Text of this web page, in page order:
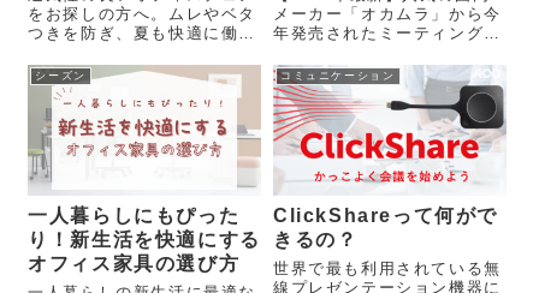
をお探しの方へ。ムレやベタ
つきを防ぎ、夏も快適に働け
めました！
メーカー「オカムラ」から今
年発売されたミーティングチ
トをご紹介します。
シーズン
一人暮らしにもぴった
り！新生活を快適にする
オフィス家具の選び方
コミュニケーション
ClickShareって何がで
きるの？
世界で最も利用されている無
線プレゼンテーション機器に